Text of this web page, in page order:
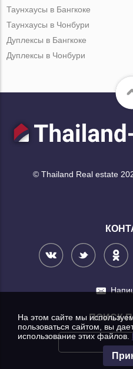
Таунхаусы в Бангкоке
Таунхаусы в Чонбури
Дуплексы в Бангкоке
Дуплексы в Чонбури
© Thailand Real estate
ПОИСК
На этом сайте мы
пользоваться сайтом, вы
использование этих файлов.